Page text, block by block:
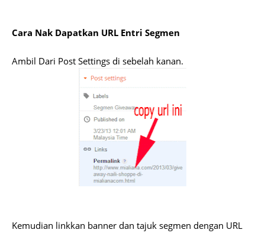
Cara Nak Dapatkan URL Entri Segmen
Ambil Dari Post Settings di sebelah kanan.
Kemudian linkkan banner dan tajuk segmen dengan URL